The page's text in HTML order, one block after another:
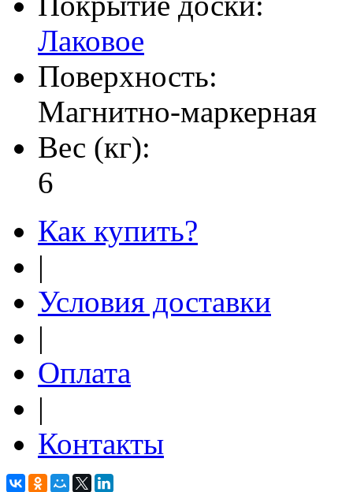
Лаковое
Поверхность:
Магнитно-маркерная
Вес (кг):
6
Как купить?
|
Условия доставки
|
Оплата
|
Контакты